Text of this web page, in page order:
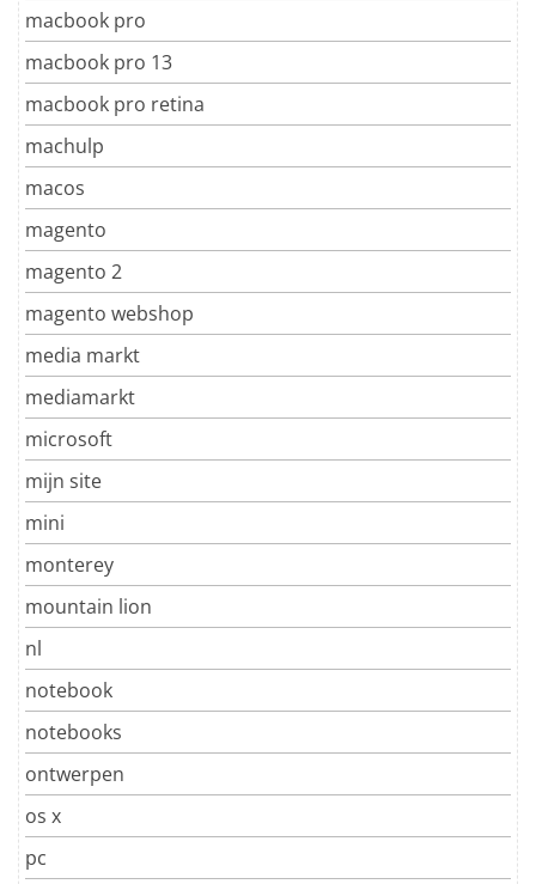
macbook pro
macbook pro 13
macbook pro retina
machulp
macos
magento
magento 2
magento webshop
media markt
mediamarkt
microsoft
mijn site
mini
monterey
mountain lion
nl
notebook
notebooks
ontwerpen
os x
pc